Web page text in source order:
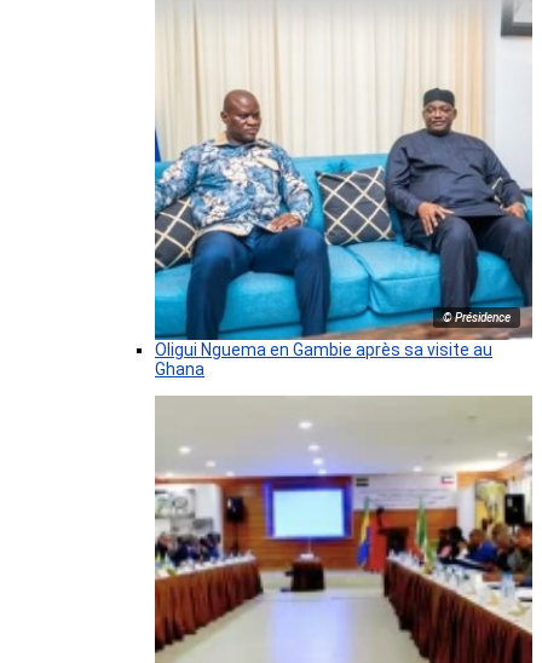
© Présidence
Oligui Nguema en Gambie après sa visite au
Ghana